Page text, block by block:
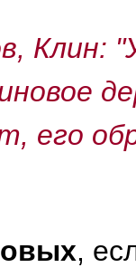
Клин:
его
,